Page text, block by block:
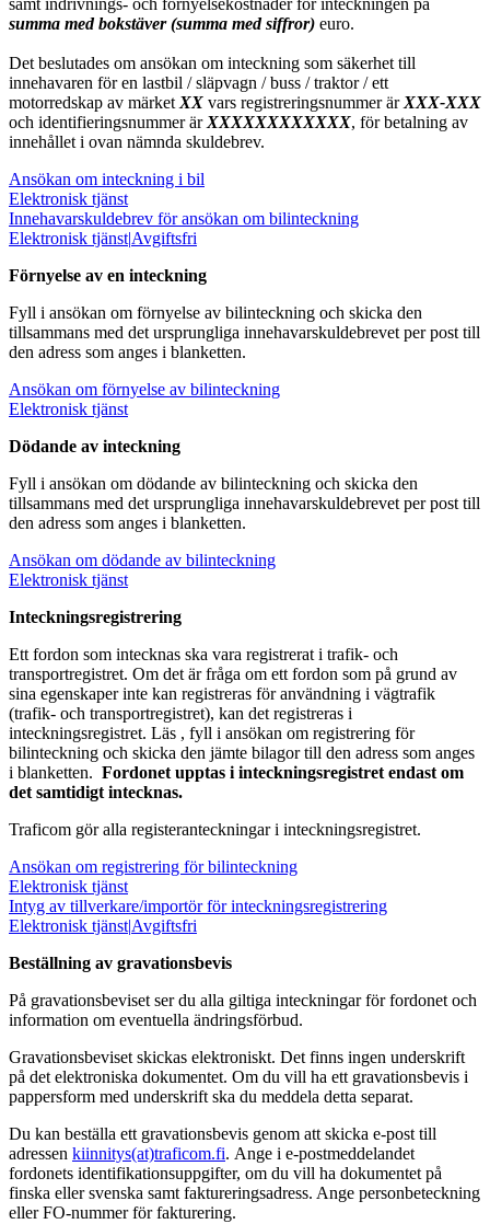
samt indrivnings- och förnyelsekostnader för inteckningen på
summa med bokstäver (summa med siffror) euro.
Det beslutades om ansökan om inteckning som säkerhet till
innehavaren för en lastbil / släpvagn / buss / traktor / ett
motorredskap av märket XX vars registreringsnummer är XXX-XXX
och identifieringsnummer är XXXXXXXXXXXX, för betalning av
innehållet i ovan nämnda skuldebrev.
Ansökan om inteckning i bil
Elektronisk tjänst
Innehavarskuldebrev för ansökan om bilinteckning
Elektronisk tjänst|Avgiftsfri
Förnyelse av en inteckning
Fyll i ansökan om förnyelse av bilinteckning och skicka den
tillsammans med det ursprungliga innehavarskuldebrevet per post till
den adress som anges i blanketten.
Ansökan om förnyelse av bilinteckning
Elektronisk tjänst
Dödande av inteckning
Fyll i ansökan om dödande av bilinteckning och skicka den
tillsammans med det ursprungliga innehavarskuldebrevet per post till
den adress som anges i blanketten.
Ansökan om dödande av bilinteckning
Elektronisk tjänst
Inteckningsregistrering
Ett fordon som intecknas ska vara registrerat i trafik- och
transportregistret. Om det är fråga om ett fordon som på grund av
sina egenskaper inte kan registreras för användning i vägtrafik
(trafik- och transportregistret), kan det registreras i
inteckningsregistret. Läs , fyll i ansökan om registrering för
bilinteckning och skicka den jämte bilagor till den adress som anges
i blanketten. Fordonet upptas i inteckningsregistret endast om
det samtidigt intecknas.
Traficom gör alla registeranteckningar i inteckningsregistret.
Ansökan om registrering för bilinteckning
Elektronisk tjänst
Intyg av tillverkare/importör för inteckningsregistrering
Elektronisk tjänst|Avgiftsfri
Beställning av gravationsbevis
På gravationsbeviset ser du alla giltiga inteckningar för fordonet och
information om eventuella ändringsförbud.
Gravationsbeviset skickas elektroniskt. Det finns ingen underskrift
på det elektroniska dokumentet. Om du vill ha ett gravationsbevis i
pappersform med underskrift ska du meddela detta separat.
Du kan beställa ett gravationsbevis genom att skicka e-post till
adressen kiinnitys(at)traficom.fi. Ange i e-postmeddelandet
fordonets identifikationsuppgifter, om du vill ha dokumentet på
finska eller svenska samt faktureringsadress. Ange personbeteckning
eller FO-nummer för fakturering.